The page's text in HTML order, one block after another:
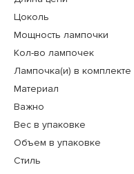
Цоколь
Мощность лампочки
Кол-во лампочек
Лампочка(и) в комплекте
Материал
Важно
Вес в упаковке
Объем в упаковке
Стиль